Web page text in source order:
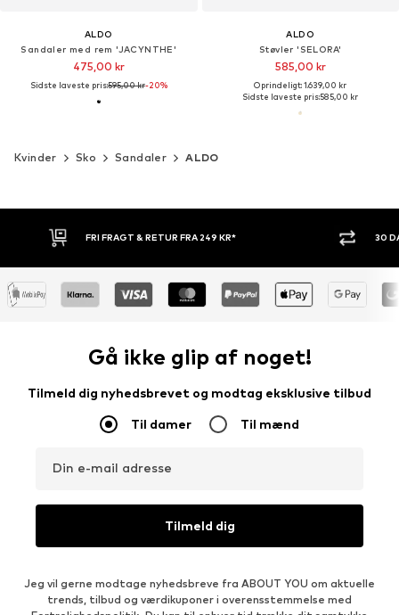
ALDO
Sandaler med rem 'JACYNTHE'
475,00 kr
Sidste laveste pris:595,00 kr-20%
ALDO
Støvler 'SELORA'
585,00 kr
Oprindeligt: 1.639,00 kr
Sidste laveste pris:585,00 kr
Kvinder Sko Sandaler ALDO
30 DAGES RETURRET KØB
Gå ikke glip af noget!
Tilmeld dig nyhedsbrevet og modtag eksklusive tilbud
Til damer Til mænd
Din e-mail adresse
Tilmeld dig
Jeg vil gerne modtage nyhedsbreve fra ABOUT YOU om aktuelle
trends, tilbud og værdikuponer i overensstemmelse med